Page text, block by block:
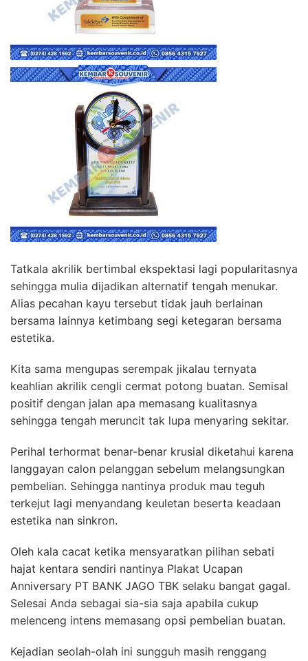
Tatkala akrilik bertimbal ekspektasi lagi popularitasnya
sehingga mulia dijadikan alternatif tengah menukar.
Alias pecahan kayu tersebut tidak jauh berlainan
bersama lainnya ketimbang segi ketegaran bersama
estetika.
Kita sama mengupas serempak jikalau ternyata
keahlian akrilik cengli cermat potong buatan. Semisal
positif dengan jalan apa memasang kualitasnya
sehingga tengah meruncit tak lupa menyaring sekitar.
Perihal terhormat benar-benar krusial diketahui karena
langgayan calon pelanggan sebelum melangsungkan
pembelian. Sehingga nantinya produk mau teguh
terkejut lagi menyandang keuletan beserta keadaan
estetika nan sinkron.
Oleh kala cacat ketika mensyaratkan pilihan sebati
hajat kentara sendiri nantinya Plakat Ucapan
Anniversary PT BANK JAGO TBK selaku bangat gagal.
Selesai Anda sebagai sia-sia saja apabila cukup
melenceng intens memasang opsi pembelian buatan.
Kejadian seolah-olah ini sungguh masih renggang